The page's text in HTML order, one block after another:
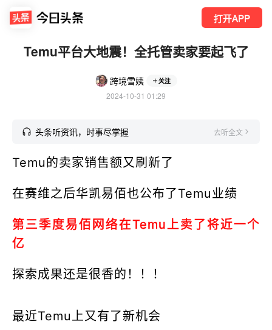
打开APP
Temu平台大地震！全托管卖家要起飞了
跨境雪姨 关注
2024-10-31 01:29
头条听资讯，时事尽掌握 去听全文
Temu的卖家销售额又刷新了
在赛维之后华凯易佰也公布了Temu业绩
第三季度易佰网络在Temu上卖了将近一个
亿
探索成果还是很香的！！！
最近Temu上又有了新机会